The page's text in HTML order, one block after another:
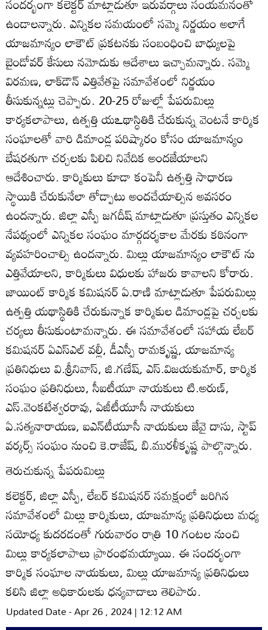
ఉండాలన్నారు. ఎన్నికల సమయంలో సమ్మె నిర్ణయం అలాగే
యాజమాన్యం లాకౌట్‌ ప్రకటనకు సంబంధించి బాధ్యులపై
బైండోవర్‌ కేసులు నమోదుకు ఆదేశాలు ఇచ్చామన్నారు. సమ్మె
విరమణ, లాక్‌డౌన్‌ ఎత్తివేతపై సమావేశంలో నిర్ణయం
తీసుకున్నట్లు చెప్పారు. 20-25 రోజుల్లో పేపరుమిల్లు
కార్యకలాపాలు, ఉత్పత్తి యఽథాస్ధితికి చేరుకున్న వెంటనే కార్మిక
సంఘాలతో వారి డిమాండ్ల పరిష్కారం కోసం యాజమాన్యం
బేషరతుగా చర్చలకు పిలిచి నివేదిక అందజేయాలని
ఆదేశించారు. కార్మికులు కూడా కంపెనీ ఉత్పత్తి సాధారణ
స్థాయికి చేరుకునేలా తోడ్పాటు అందచేయాల్సిన అవసరం
ఉందన్నారు. జిల్లా ఎస్పీ జగదీష్‌ మాట్లాడుతూ ప్రస్తుతం ఎన్నికల
నేపథ్యంలో ఎన్నికల సంఘం మార్గదర్శకాల మేరకు కఠినంగా
వ్యవహరించాల్సి ఉందన్నారు. మిల్లు యాజమాన్యం లాకౌట్‌ ను
ఎత్తివేయాలని, కార్మికులు విధులకు హాజరు కావాలని కోరారు.
జాయింట్‌ కార్మిక కమిషనర్‌ ఏ.రాణి మాట్లాడుతూ పేపరుమిల్లు
ఉత్పత్తి యథాస్థితికి చేరుకున్నాక కార్మికుల డిమాండ్లపై చర్చలకు
చర్యలు తీసుకుంటామన్నారు. ఈ సమావేశంలో సహాయ లేబర్‌
కమిషనర్‌ ఏఎస్‌ఎల్‌ వల్లీ, డీఎస్పీ రామకృష్ణ, యాజమాన్య
ప్రతినిధులు వి.శ్రీనివాస్‌, జి.గణేష్‌, ఎస్‌.విజయకుమార్‌, కార్మిక
సంఘం ప్రతినిధులు, సీఐటీయూ నాయకులు టి.అరుణ్‌,
ఎస్‌.వెంకటేశ్వరరావు, ఏజీటీయూసీ నాయకులు
ఏ.సత్యనారాయణ, ఐఎన్‌టీయూసీ నాయకులు జేవై దాసు, స్టాప్‌
వర్కర్స్‌ సంఘం నుంచి కె.రాజేష్‌, బి.మురళీకృష్ణ పాల్గొన్నారు.
తెరుచుకున్న పేపరుమిల్లు
కలెక్టర్‌, జిల్లా ఎస్పీ, లేబర్‌ కమిషనర్‌ సమక్షంలో జరిగిన
సమావేశంలో మిల్లు కార్మికులు, యాజమాన్య ప్రతినిధులు మధ్య
సయోధ్య కుదరడంతో గురువారం రాత్రి 10 గంటల నుంచి
మిల్లు కార్యకలాపాలు ప్రారంభమయ్యాయి. ఈ సందర్భంగా
కార్మిక సంఘాల నాయకులు, మిల్లు యాజమాన్య ప్రతినిధులు
కలిసి జిల్లా అధికారులకు ధన్యవాదాలు తెలిపారు.
Updated Date - Apr 26 , 2024 | 12:12 AM